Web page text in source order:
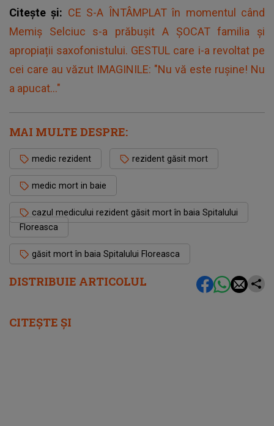
DISTRIBUIE ARTICOLUL
Citește și: CE S-A ÎNTÂMPLAT în momentul când
Memiș Selciuc s-a prăbușit A ȘOCAT familia și
apropiații saxofonistului. GESTUL care i-a revoltat pe
cei care au văzut IMAGINILE: "Nu vă este rușine! Nu
a apucat..."
MAI MULTE DESPRE:
medic rezident rezident găsit mort
medic mort in baie
cazul medicului rezident găsit mort în baia Spitalului
Floreasca
găsit mort în baia Spitalului Floreasca
CITEȘTE ȘI